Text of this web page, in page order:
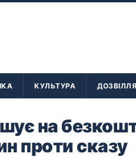
КУЛЬТУРА ДОЗВІЛЛЯ
на
проти сказу